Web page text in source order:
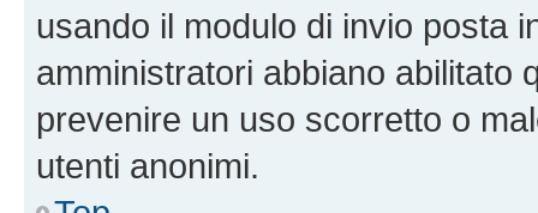
usando il modulo di invio posta
amministratori abbiano abilitato
prevenire un uso scorretto o
utenti anonimi.